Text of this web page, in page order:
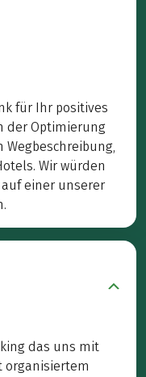
für Ihr positives
der Optimierung
Wir würden
einer unserer
das uns mit
organisiertem